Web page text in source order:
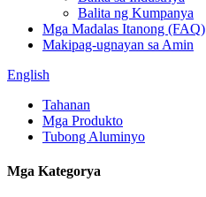
Balita ng Kumpanya
Mga Madalas Itanong (FAQ)
Makipag-ugnayan sa Amin
English
Tahanan
Mga Produkto
Tubong Aluminyo
Mga Kategorya